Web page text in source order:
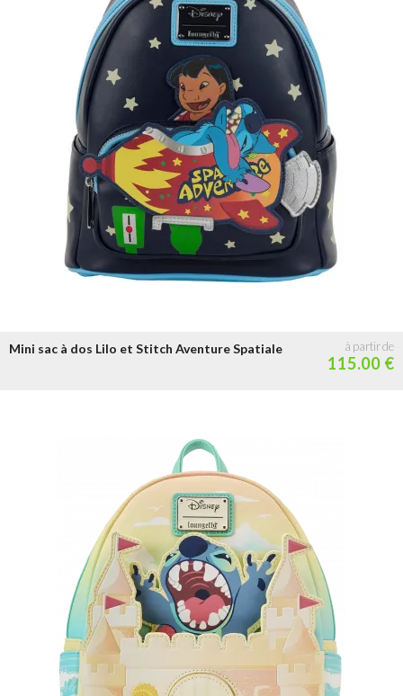
Mini sac à dos Lilo et Stitch Aventure Spatiale
115.00 €